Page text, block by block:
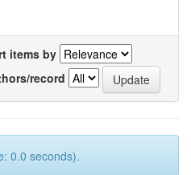
items by
record
0.0 seconds).